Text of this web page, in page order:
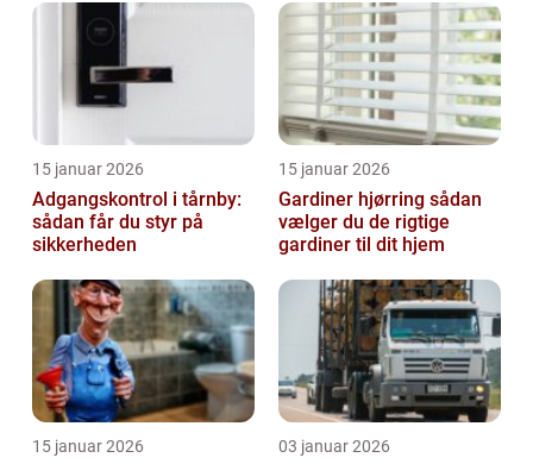
15 januar 2026
Adgangskontrol i tårnby:
sådan får du styr på
sikkerheden
15 januar 2026
Gardiner hjørring sådan
vælger du de rigtige
gardiner til dit hjem
15 januar 2026 03 januar 2026